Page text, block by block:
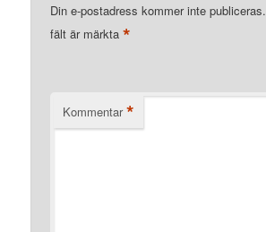
Din e-postadress kommer inte publiceras.
fält är märkta*
Kommentar *